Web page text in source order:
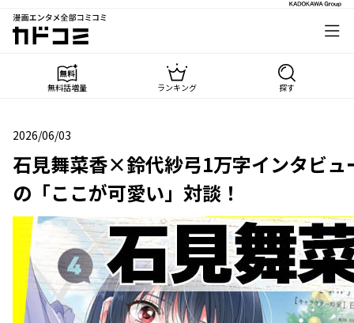
漫画エンタメ全部コミコミ
カドコミ
無料話増量 ランキング 探す
2026/06/03
2026年06月03日
石見舞菜香×鈴代紗弓1万字インタビ
の「ここが可愛い」対談！